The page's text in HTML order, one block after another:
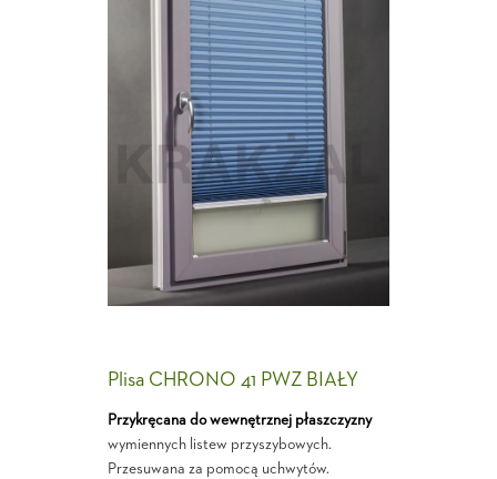
Plisa CHRONO 41 PWZ BIAŁY
Przykręcana do wewnętrznej płaszczyzny
wymiennych listew przyszybowych.
Przesuwana za pomocą uchwytów.